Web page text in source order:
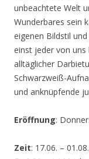
unbeachtete Welt
Wunderbares sein
eigenen Bildstil
einst jeder von
alltäglicher
Schwarzweiß-
und anknüpfende
Eröffnung:
Zeit: 17.06. –